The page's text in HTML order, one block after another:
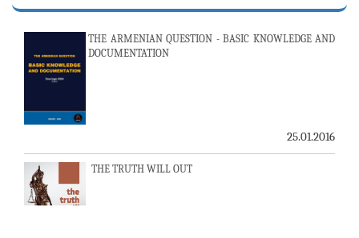
THE ARMENIAN QUESTION - BASIC KNOWLEDGE AND
DOCUMENTATION
25.01.2016
THE TRUTH WILL OUT